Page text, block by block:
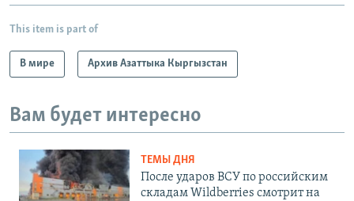
This item is part of
В мире Архив Азаттыка Кыргызстан
Вам будет интересно
ТЕМЫ ДНЯ
После ударов ВСУ по российским
складам Wildberries смотрит на